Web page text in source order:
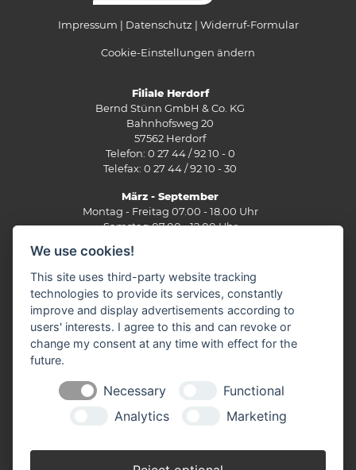
Impressum Datenschutz Widerruf-Formular
Cookie-Einstellungen ändern
Filiale Herdorf
Bernd Stünn GmbH & Co. KG
Bahnhofsweg 20
57562 Herdorf
Telefon: 0 27 44 / 92 10 - 0
Telefax: 0 27 44 / 92 10 - 30
März - September
Montag - Freitag 07.00 - 18.00 Uhr
Samstag 07.00 - 12.00 Uhr
Oktober - Februar
Montag - Freitag 07.30 - 17.30 Uhr
Samstag 07.30 - 12.00 Uhr
Filiale Burbach
Ernst-Heinkel-Straße 12
Fax: 0 27 36 / 49 10 62
E-Mail: info(at)stuenn-baustoffe.de
März - September
We use cookies!
This site uses third-party website tracking
technologies to provide its services, constantly
improve and display advertisements according to
users' interests. I agree to this and can revoke or
change my consent at any time with effect for the
future.
Necessary
Functional
Analytics
Marketing